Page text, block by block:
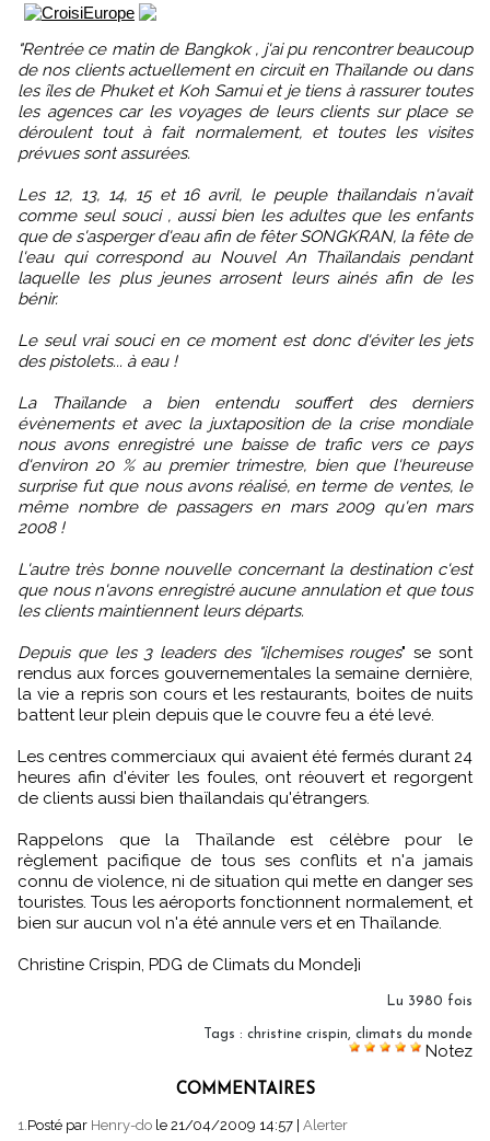
"Rentrée ce matin de Bangkok , j'ai pu rencontrer beaucoup
de nos clients actuellement en circuit en Thaïlande ou dans
les îles de Phuket et Koh Samui et je tiens à rassurer toutes
les agences car les voyages de leurs clients sur place se
déroulent tout à fait normalement, et toutes les visites
prévues sont assurées.
Les 12, 13, 14, 15 et 16 avril, le peuple thaïlandais n'avait
comme seul souci , aussi bien les adultes que les enfants
que de s'asperger d'eau afin de fêter SONGKRAN, la fête de
l'eau qui correspond au Nouvel An Thaïlandais pendant
laquelle les plus jeunes arrosent leurs ainés afin de les
bénir.
Le seul vrai souci en ce moment est donc d'éviter les jets
des pistolets... à eau !
La Thaïlande a bien entendu souffert des derniers
évènements et avec la juxtaposition de la crise mondiale
nous avons enregistré une baisse de trafic vers ce pays
d'environ 20 % au premier trimestre, bien que l'heureuse
surprise fut que nous avons réalisé, en terme de ventes, le
même nombre de passagers en mars 2009 qu'en mars
2008 !
L'autre très bonne nouvelle concernant la destination c'est
que nous n'avons enregistré aucune annulation et que tous
les clients maintiennent leurs départs.
Depuis que les 3 leaders des "i[chemises rouges" se sont
rendus aux forces gouvernementales la semaine dernière,
la vie a repris son cours et les restaurants, boites de nuits
battent leur plein depuis que le couvre feu a été levé.
Les centres commerciaux qui avaient été fermés durant 24
heures afin d'éviter les foules, ont réouvert et regorgent
de clients aussi bien thaïlandais qu'étrangers.
Rappelons que la Thaïlande est célèbre pour le
règlement pacifique de tous ses conflits et n'a jamais
connu de violence, ni de situation qui mette en danger ses
touristes. Tous les aéroports fonctionnent normalement, et
bien sur aucun vol n'a été annule vers et en Thaïlande.
Christine Crispin, PDG de Climats du Monde]i
Lu 3980 fois
Tags : christine crispin climats du monde
Notez
COMMENTAIRES
1. Posté par Henry-do le 21/04/2009 14:57 | Alerter